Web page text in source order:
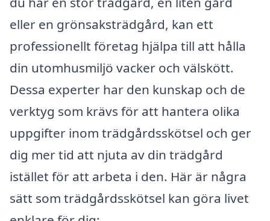
eller en grönsaksträdgård, kan ett
professionellt företag hjälpa till att hålla
din utomhusmiljö vacker och välskött.
Dessa experter har den kunskap och de
verktyg som krävs för att hantera olika
uppgifter inom trädgårdsskötsel och ger
dig mer tid att njuta av din trädgård
istället för att arbeta i den. Här är några
sätt som trädgårdsskötsel kan göra livet